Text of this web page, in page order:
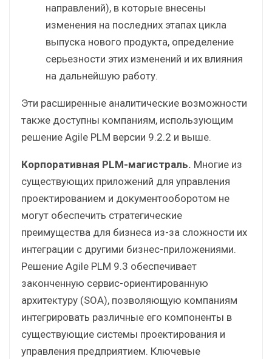
направлений), в которые внесены
изменения на последних этапах цикла
выпуска нового продукта, определение
серьезности этих изменений и их влияния
на дальнейшую работу.
Эти расширенные аналитические возможности
также доступны компаниям, использующим
решение Agile PLM версии 9.2.2 и выше.
Корпоративная PLM-магистраль. Многие из
существующих приложений для управления
проектированием и документооборотом не
могут обеспечить стратегические
преимущества для бизнеса из-за сложности их
интеграции с другими бизнес-приложениями.
Решение Agile PLM 9.3 обеспечивает
законченную сервис-ориентированную
архитектуру (SOA), позволяющую компаниям
интегрировать различные его компоненты в
существующие системы проектирования и
управления предприятием. Ключевые